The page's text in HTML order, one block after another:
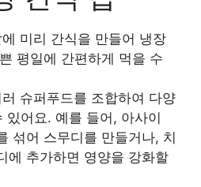
미리 간식을 만들어 냉장
평일에 간편하게 먹을 수
슈퍼푸드를 조합하여 다양
있어요. 예를 들어, 아사이
섞어 스무디를 만들거나, 치
에 추가하면 영양을 강화할